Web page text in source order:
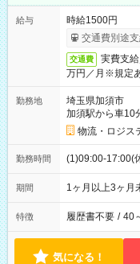
給与
時給1500円
交通費別途支
交通費
実費支
万円／月※規定
勤務地
埼玉県加須市
加須駅から車10
物流・ロジス
勤務時間 (1)09:00-17:00(
期間 1ヶ月以上3ヶ月
特徴 履歴書不要 / 40
気になる！